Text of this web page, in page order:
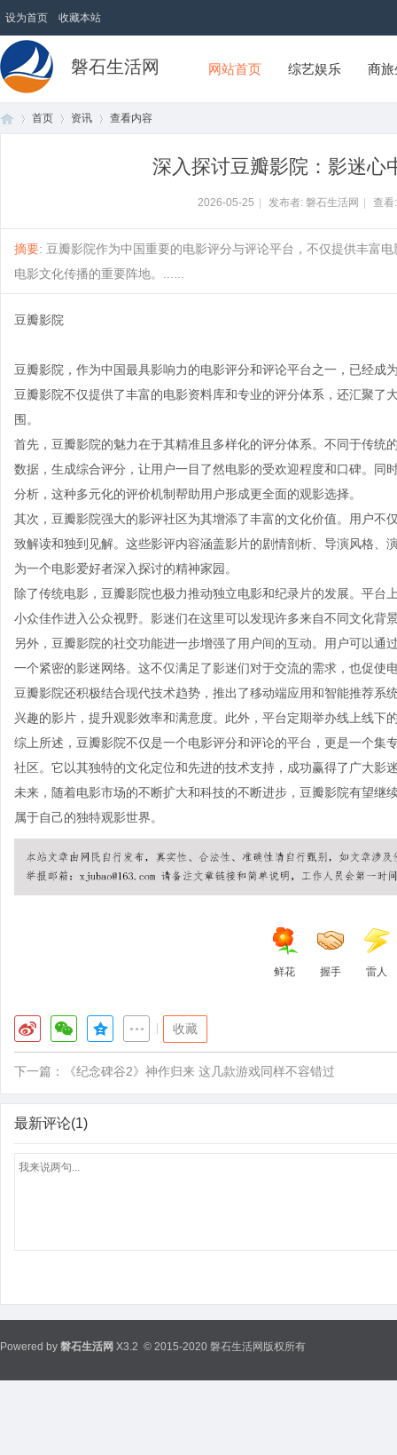
设为首页 收藏本站
磐石生活网 网站首页 综艺娱乐 商
首页 资讯 查看内容
深入探讨豆瓣影院：影迷心
2026-05-25 发布者: 磐石生活网 查
摘要: 豆瓣影院作为中国重要的电影评分与评论平台，不仅提供丰富
电影文化传播的重要阵地。......
豆瓣影院
豆瓣影院，作为中国最具影响力的电影评分和评论平台之一，已经
豆瓣影院不仅提供了丰富的电影资料库和专业的评分体系，还汇聚
围。
首先，豆瓣影院的魅力在于其精准且多样化的评分体系。不同于传统
数据，生成综合评分，让用户一目了然电影的受欢迎程度和口碑。同
分析，这种多元化的评价机制帮助用户形成更全面的观影选择。
其次，豆瓣影院强大的影评社区为其增添了丰富的文化价值。用户不
致解读和独到见解。这些影评内容涵盖影片的剧情剖析、导演风格、
为一个电影爱好者深入探讨的精神家园。
除了传统电影，豆瓣影院也极力推动独立电影和纪录片的发展。平
小众佳作进入公众视野。影迷们在这里可以发现许多来自不同文化背
另外，豆瓣影院的社交功能进一步增强了用户间的互动。用户可以
一个紧密的影迷网络。这不仅满足了影迷们对于交流的需求，也促使
豆瓣影院还积极结合现代技术趋势，推出了移动端应用和智能推荐
兴趣的影片，提升观影效率和满意度。此外，平台定期举办线上线下
综上所述，豆瓣影院不仅是一个电影评分和评论的平台，更是一个集
社区。它以其独特的文化定位和先进的技术支持，成功赢得了广大影
未来，随着电影市场的不断扩大和科技的不断进步，豆瓣影院有望继
属于自己的独特观影世界。
鲜花 握手 雷人
收藏
下一篇： 《纪念碑谷2》神作归来 这几款游戏同样不容错过
最新评论(1)
Powered by 磐石生活网 X3.2 © 2015-2020 磐石生活网版权所有